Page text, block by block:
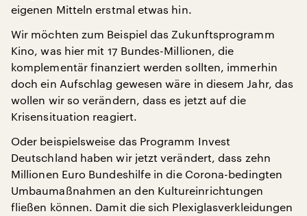
eigenen Mitteln erstmal etwas hin.
Wir möchten zum Beispiel das Zukunftsprogramm
Kino, was hier mit 17 Bundes-Millionen, die
komplementär finanziert werden sollten, immerhin
doch ein Aufschlag gewesen wäre in diesem Jahr, das
wollen wir so verändern, dass es jetzt auf die
Krisensituation reagiert.
Oder beispielsweise das Programm Invest
Deutschland haben wir jetzt verändert, dass zehn
Millionen Euro Bundeshilfe in die Corona-bedingten
Umbaumaßnahmen an den Kultureinrichtungen
fließen können. Damit die sich Plexiglasverkleidungen